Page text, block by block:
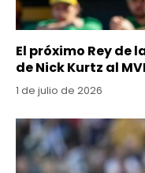
El próximo Rey de
de Nick Kurtz al
1 de julio de 2026